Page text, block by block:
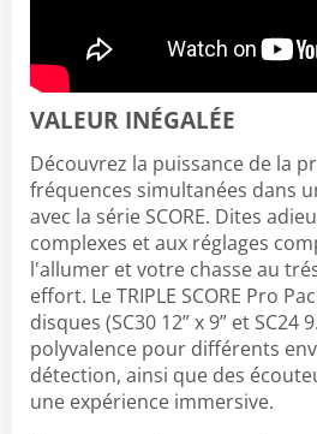
VALEUR INÉGALÉE
Découvrez la puissance de la
fréquences simultanées dans
avec la série SCORE. Dites
complexes et aux réglages
l'allumer et votre chasse au
effort. Le TRIPLE SCORE Pro
disques (SC30 12” x 9” et SC24
polyvalence pour différents
détection, ainsi que des
une expérience immersive.